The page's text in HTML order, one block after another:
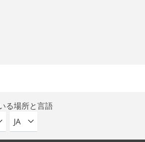
る場所と言語
言語を選択してください
JA